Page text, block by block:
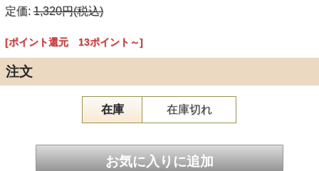
定価:1,320円(税込)
[ポイント還元 13ポイント～]
注文
在庫 在庫切れ